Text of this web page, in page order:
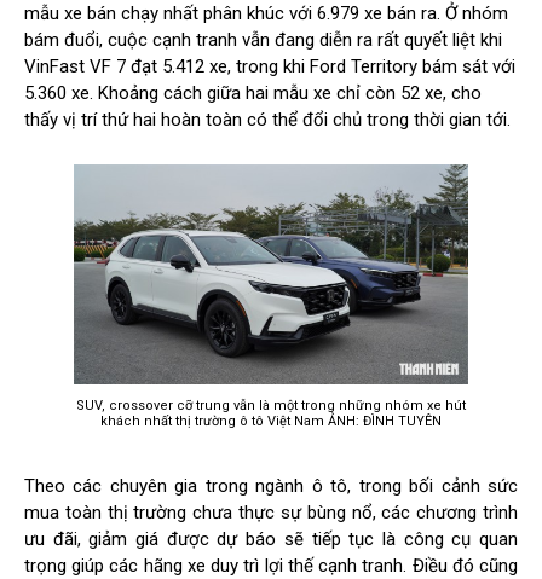
mẫu xe bán chạy nhất phân khúc với 6.979 xe bán ra. Ở nhóm
bám đuổi, cuộc cạnh tranh vẫn đang diễn ra rất quyết liệt khi
VinFast VF 7 đạt 5.412 xe, trong khi Ford Territory bám sát với
5.360 xe. Khoảng cách giữa hai mẫu xe chỉ còn 52 xe, cho
thấy vị trí thứ hai hoàn toàn có thể đổi chủ trong thời gian tới.
SUV, crossover cỡ trung vẫn là một trong những nhóm xe hút
khách nhất thị trường ô tô Việt Nam ẢNH: ĐÌNH TUYÊN
Theo các chuyên gia trong ngành ô tô, trong bối cảnh sức
mua toàn thị trường chưa thực sự bùng nổ, các chương trình
ưu đãi, giảm giá được dự báo sẽ tiếp tục là công cụ quan
trọng giúp các hãng xe duy trì lợi thế cạnh tranh. Điều đó cũng